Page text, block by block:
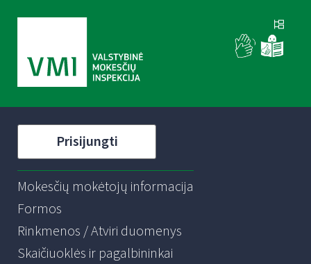
Prisijungti
Mokesčių mokėtojų informacija
Formos
Rinkmenos / Atviri duomenys
Skaičiuoklės ir pagalbininkai